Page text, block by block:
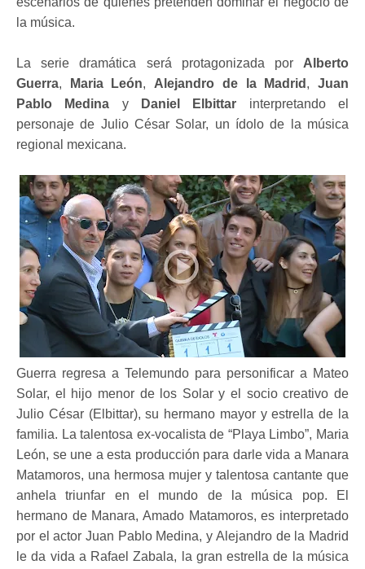
la música.
La serie dramática será protagonizada por Alberto
Guerra, Maria León, Alejandro de la Madrid ,Juan
Pablo Medina y Daniel Elbittar interpretando el
personaje de Julio César Solar, un ídolo de la música
regional mexicana.
Guerra regresa a Telemundo para personificar a Mateo
Solar, el hijo menor de los Solar y el socio creativo de
Julio César (Elbittar), su hermano mayor y estrella de la
familia. La talentosa ex-vocalista de “Playa Limbo”, Maria
León, se une a esta producción para darle vida a Manara
Matamoros, una hermosa mujer y talentosa cantante que
anhela triunfar en el mundo de la música pop. El
hermano de Manara, Amado Matamoros, es interpretado
por el actor Juan Pablo Medina, y Alejandro de la Madrid
le da vida a Rafael Zabala, la gran estrella de la música